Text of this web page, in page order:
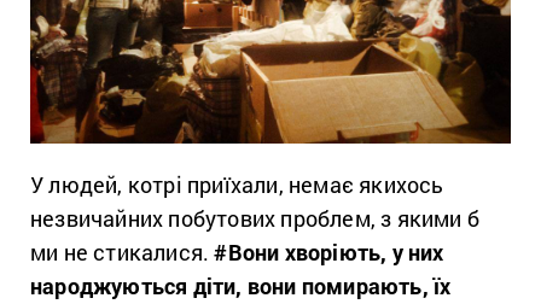
У людей, котрі приїхали, немає якихось
незвичайних побутових проблем, з якими б
ми не стикалися.#Вони хворіють, у них
народжуються діти, вони помирають, їх